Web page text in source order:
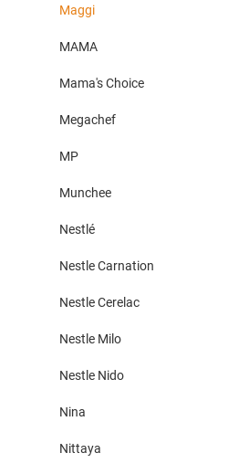
Maggi
MAMA
Mama's Choice
Megachef
MP
Munchee
Nestlé
Nestle Carnation
Nestle Cerelac
Nestle Milo
Nestle Nido
Nina
Nittaya